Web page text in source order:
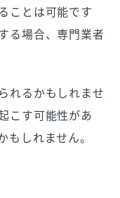
ことは可能です
る場合、専門業者
れるかもしれませ
こす可能性があ
もしれません。